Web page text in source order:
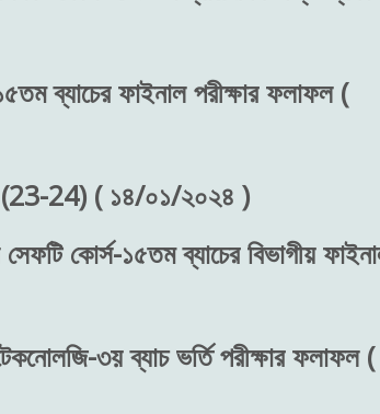
ব্যাচের ফাইনাল পরীক্ষার ফলাফল (
24) ( ১৪/০১/২০২৪ )
কোর্স-১৫তম ব্যাচের বিভাগীয়
৩য় ব্যাচ ভর্তি পরীক্ষার ফলাফল (